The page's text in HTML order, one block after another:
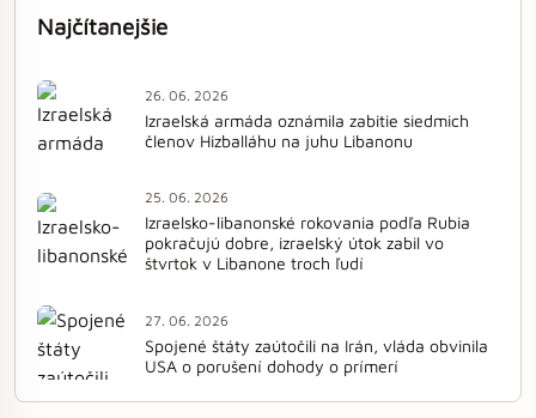
Najčítanejšie
26. 06. 2026
Izraelská armáda oznámila zabitie siedmich
členov Hizballáhu na juhu Libanonu
25. 06. 2026
Izraelsko-libanonské rokovania podľa Rubia
pokračujú dobre, izraelský útok zabil vo
štvrtok v Libanone troch ľudí
27. 06. 2026
Spojené štáty zaútočili na Irán, vláda obvinila
USA o porušení dohody o prímerí